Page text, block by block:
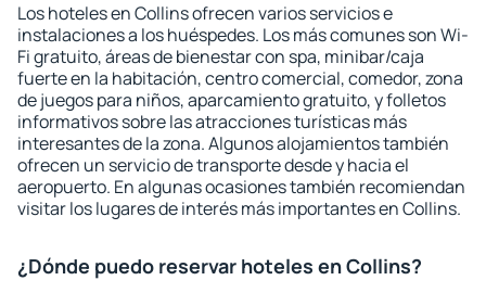
Los hoteles en Collins ofrecen varios servicios e
instalaciones a los huéspedes. Los más comunes son Wi-
Fi gratuito, áreas de bienestar con spa, minibar/caja
fuerte en la habitación, centro comercial, comedor, zona
de juegos para niños, aparcamiento gratuito, y folletos
informativos sobre las atracciones turísticas más
interesantes de la zona. Algunos alojamientos también
ofrecen un servicio de transporte desde y hacia el
aeropuerto. En algunas ocasiones también recomiendan
visitar los lugares de interés más importantes en Collins.
¿Dónde puedo reservar hoteles en Collins?